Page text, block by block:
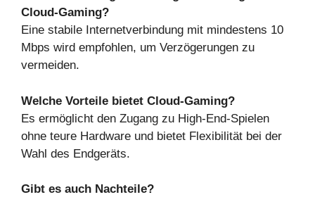
Cloud-Gaming?
Eine stabile Internetverbindung mit mindestens 10
Mbps wird empfohlen, um Verzögerungen zu
vermeiden.
Welche Vorteile bietet Cloud-Gaming?
Es ermöglicht den Zugang zu High-End-Spielen
ohne teure Hardware und bietet Flexibilität bei der
Wahl des Endgeräts.
Gibt es auch Nachteile?